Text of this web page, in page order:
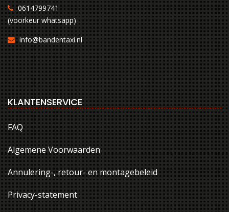
0614799741
(voorkeur whatsapp)
info@bandentaxi.nl
KLANTENSERVICE
FAQ
Algemene Voorwaarden
Annulering-, retour- en montagebeleid
Privacy-statement